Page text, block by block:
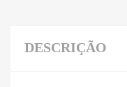
DESCRIÇÃO